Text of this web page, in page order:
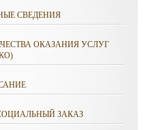
СВЕДЕНИЯ
ОКАЗАНИЯ УСЛУГ
ЗАКАЗ